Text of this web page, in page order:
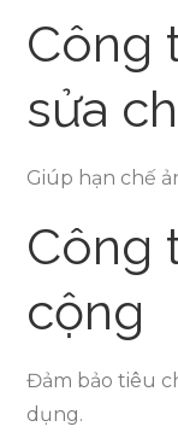
Công
sửa
Giúp hạn chế
Công
cộng
Đảm bảo tiêu
dụng.